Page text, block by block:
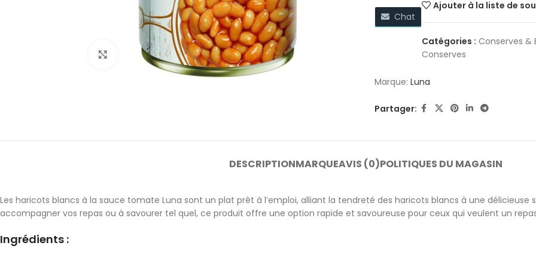
Cliquez pour agrandir
Ajouter à la liste de
Chat
Catégories : Conserves &
Conserves
Marque: Luna
Partager:
DESCRIPTIONMARQUEAVIS (0)POLITIQUES DU MAGASIN
Les haricots blancs à la sauce tomate Luna sont un plat prêt à l’emploi, alliant la tendreté des haricots blancs à une
accompagner vos repas ou à savourer tel quel, ce produit offre une option rapide et savoureuse pour ceux qui veulent un
Ingrédients :